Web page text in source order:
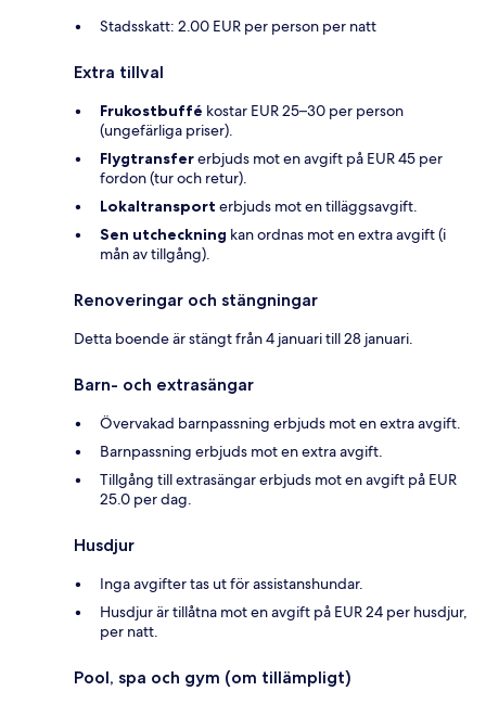
Stadsskatt: 2.00 EUR per person per natt
Extra tillval
Frukostbuffé kostar EUR 25–30 per person
(ungefärliga priser).
Flygtransfererbjuds mot en avgift på EUR 45 per
fordon (tur och retur).
Lokaltransport erbjuds mot en tilläggsavgift.
Sen utcheckning kan ordnas mot en extra avgift (i
mån av tillgång).
Renoveringar och stängningar
Detta boende är stängt från 4 januari till 28 januari.
Barn- och extrasängar
Övervakad barnpassning erbjuds mot en extra avgift.
Barnpassning erbjuds mot en extra avgift.
Tillgång till extrasängar erbjuds mot en avgift på EUR
25.0 per dag.
Husdjur
Inga avgifter tas ut för assistanshundar.
Husdjur är tillåtna mot en avgift på EUR 24 per husdjur,
per natt.
Pool, spa och gym (om tillämpligt)